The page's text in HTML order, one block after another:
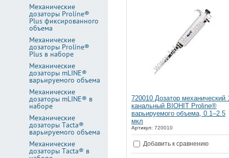
720010 Дозатор механический
канальный BIOHIT Proline®
варьируемого объема, 0.1–2.5
мкл
Артикул: 720010
Добавить к сравнению
Механические
дозаторы Proline®
Plus фиксированного
объема
Механические
дозаторы Proline®
Plus в наборе
Механические
дозаторы mLINE®
варьируемого объема
Механические
дозаторы mLINE® в
наборе
Механические
дозаторы Tacta®
варьируемого объема
Механические
дозаторы Tacta® в